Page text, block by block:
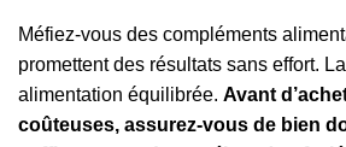
Méfiez-vous des compléments
promettent des résultats sans effort.
alimentation équilibrée. Avant
coûteuses, assurez-vous de bien